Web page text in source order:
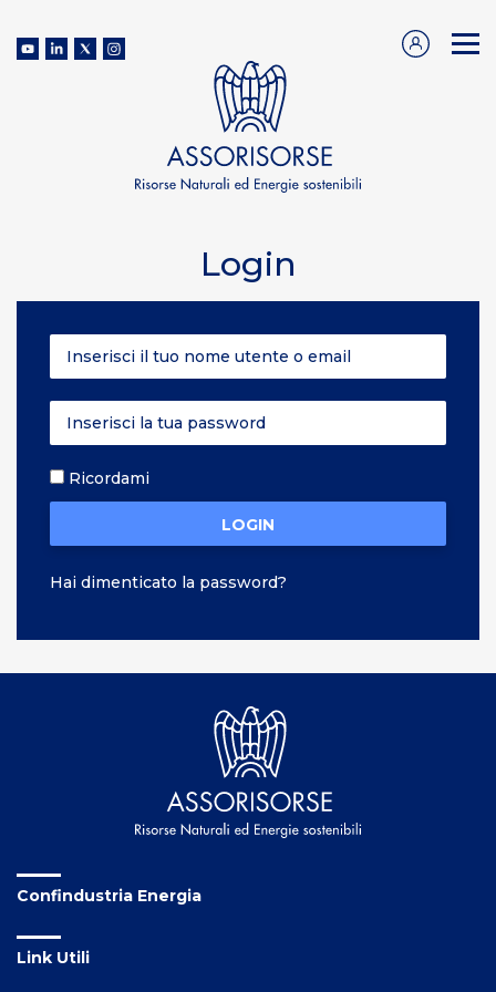
Login
Ricordami
LOGIN
Hai dimenticato la password?
Confindustria Energia
Link Utili